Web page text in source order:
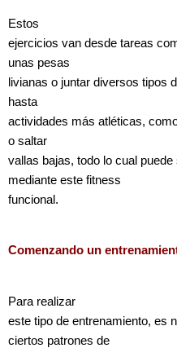
Estos
ejercicios van desde tareas
unas pesas
livianas o juntar diversos tipos
hasta
actividades más atléticas,
o saltar
vallas bajas, todo lo cual
mediante este fitness
funcional.
Comenzando un
Para realizar
este tipo de entrenamiento, es
ciertos patrones de